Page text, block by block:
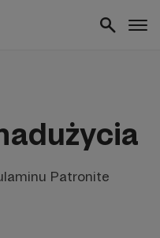
Patronite